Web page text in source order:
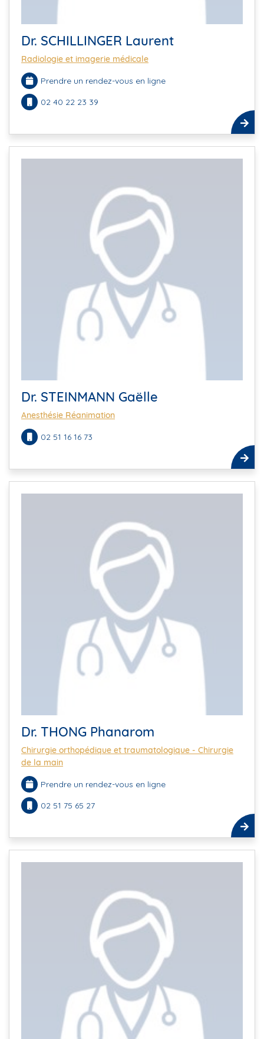
Dr. SCHILLINGER Laurent
Radiologie et imagerie médicale
Prendre un rendez-vous en ligne
02 40 22 23 39
Dr. STEINMANN Gaëlle
Anesthésie Réanimation
02 51 16 16 73
Dr. THONG Phanarom
Chirurgie orthopédique et traumatologique - Chirurgie
de la main
Prendre un rendez-vous en ligne
02 51 75 65 27